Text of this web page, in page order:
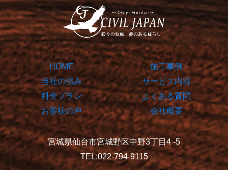
HOME
施工事例
当社の強み
サービス内容
料金プラン
よくある質問
お客様の声
会社概要
宮城県仙台市宮城野区中野3丁目4 -5
TEL:022-794-9115